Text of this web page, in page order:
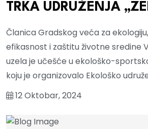
TRKA UDRUŽENJA
Članica Gradskog veća za
efikasnost i zaštitu životne sredine
uzela je učešće u ekološko-
koju je organizovalo Ekološko
12 Oktobar, 2024